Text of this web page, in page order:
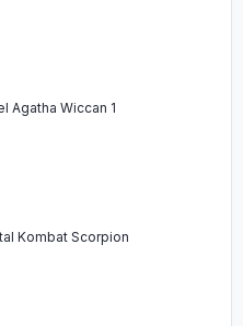
Agatha Wiccan 1
Kombat Scorpion